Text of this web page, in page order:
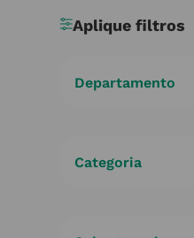
Departamento
Categoria